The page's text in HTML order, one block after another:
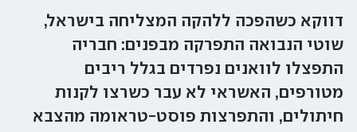
דווקא כשהפכה ללהקה המצליחה בישראל,
שוטי הנבואה התפרקה מבפנים: חבריה
התפצלו לוואנים נפרדים בגלל ריבים
מטורפים, האשראי לא עבר כשרצו לקנות
חיתולים, והתפרצות פוסט-טראומה מהצבא